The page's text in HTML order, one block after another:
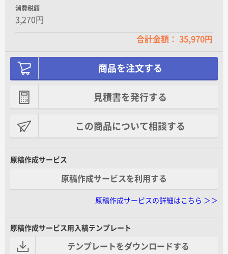
消費税額
3,270円
合計金額： 35,970円
商品を注文する
見積書を発行する
この商品について相談する
原稿作成サービス
原稿作成サービスを利用する
原稿作成サービスの詳細はこちら ＞＞
原稿作成サービス用入稿テンプレート
テンプレートをダウンロードする